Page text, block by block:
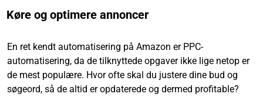
Køre og optimere annoncer
En ret kendt automatisering på Amazon er PPC-
automatisering, da de tilknyttede opgaver ikke lige netop er
de mest populære. Hvor ofte skal du justere dine bud og
søgeord, så de altid er opdaterede og dermed profitable?